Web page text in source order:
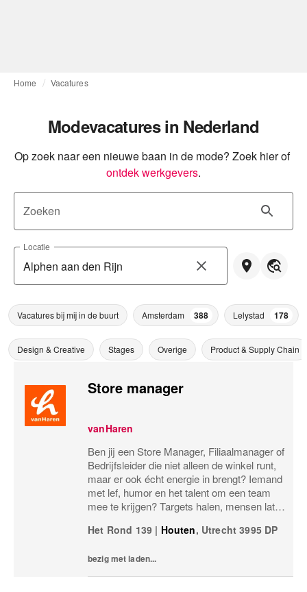
Home Vacatures
Modevacatures in Nederland
Op zoek naar een nieuwe baan in de mode? Zoek hier of
ontdek werkgevers.
Zoeken
Locatie
Vacatures bij mij in de buurt Amsterdam 388 Lelystad 178
Design & Creative Stages Overige Product & Supply Chain
Store manager
vanHaren
Ben jij een Store Manager, Filiaalmanager of
Bedrijfsleider die niet alleen de winkel runt,
maar er ook écht energie in brengt? Iemand
met lef, humor en het talent om een team
mee te krijgen? Targets halen, mensen laten
please! Dan zoeken wij jou.Bij...
Het Rond 139 | Houten, Utrecht 3995 DP
bezig met laden...